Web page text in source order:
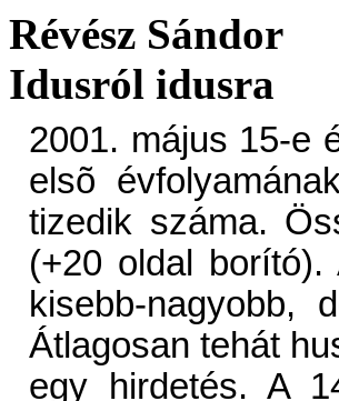
Révész Sándor
Idusról idusra
2001. május 15-e
elsõ
tizedik száma.
(+20 oldal
kisebb-nagyobb,
Átlagosan tehát
egy hirdetés. A